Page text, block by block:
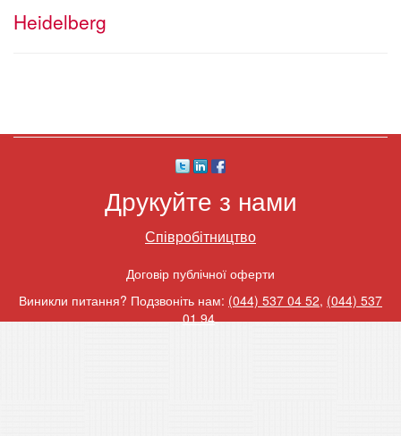
Heidelberg
Друкуйте з нами
Співробітництво
Договір публічної оферти
Виникли питання? Подзвоніть нам: (044) 537 04 52, (044) 537
01 94.